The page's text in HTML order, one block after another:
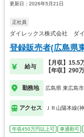
更新日：2026年5月21日
正社員
ダイレックス株式会社 ダ
登録販売者(広島県
給与
【月収】15.5
【年収】290
勤務地 広島県 東広島市
アクセス ＪＲ山陽本線(
年収450万円以上可 車通勤可